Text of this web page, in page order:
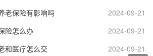
老保险有影响吗
2024-09-21
险怎么办
2024-09-21
和医疗怎么交
2024-09-21